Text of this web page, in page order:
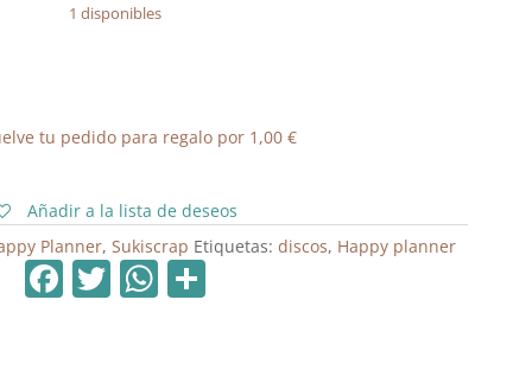
1 disponibles
tu pedido para regalo por 1,00 €
Añadir a la lista de deseos
Planner,Sukiscrap Etiquetas:discos, Happy planner
F T W